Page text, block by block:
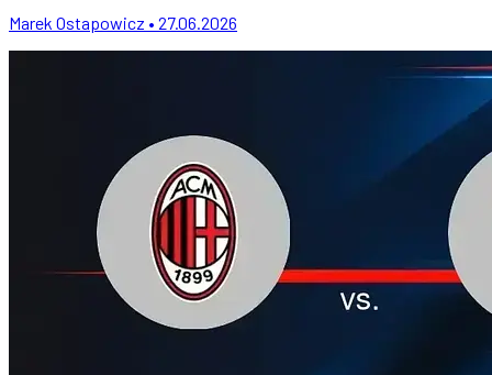
Marek Ostapowicz • 27.06.2026